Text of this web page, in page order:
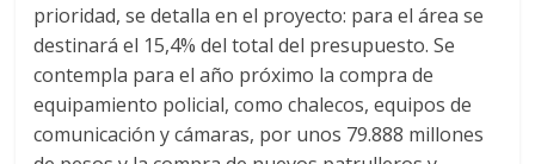
prioridad, se detalla en el proyecto: para el área se
destinará el 15,4% del total del presupuesto. Se
contempla para el año próximo la compra de
equipamiento policial, como chalecos, equipos de
comunicación y cámaras, por unos 79.888 millones